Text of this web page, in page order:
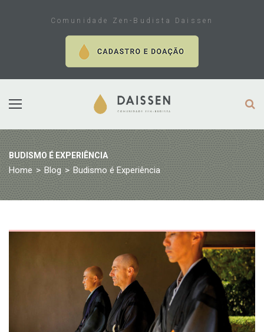
Comunidade Zen-Budista Daissen
BUDISMO É EXPERIÊNCIA
Home > Blog > Budismo é Experiência